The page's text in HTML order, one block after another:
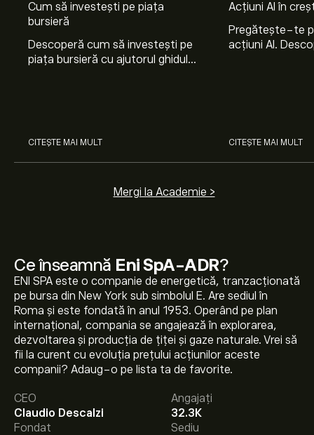
Ce înseamnă Eni SpA-ADR?
ENI SPA este o companie de energetică, tranzacționată
pe bursa din New York sub simbolul E. Are sediul în
Roma și este fondată în anul 1953. Operând pe plan
internațional, compania se angajează în explorarea,
dezvoltarea și producția de țiței și gaze naturale. Vrei să
fii la curent cu evoluția prețului acțiunilor aceste
companii? Adaug-o pe lista ta de favorite.
CEO
Claudio Descalzi
Angajați
32.3K
Fondat
Sediu
Cum să investești pe piața
bursieră
Descoperă cum să investești pe
piața bursieră cu ajutorul ghidului
CITEȘTE MAI MULT
Acțiuni AI în
Pregătește-te
acțiuni AI.
CITEȘTE MAI MULT
Mergi la Academie >
Prețul actual al acțiunilor E este 53.61‎$‎.
53.61‎$‎.
pe eToro pentru previziunile
analiștilor și ținte de preț.